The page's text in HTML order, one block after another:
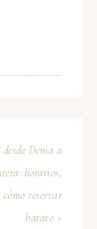
Denia a
horarios,
reservar
barato »